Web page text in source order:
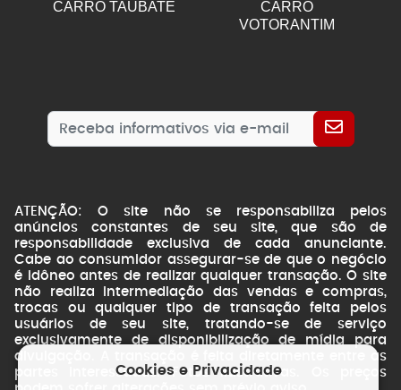
CARRO TAUBATE
CARRO
VOTORANTIM
ATENÇÃO: O site não se responsabiliza pelos
anúncios constantes de seu site, que são de
responsabilidade exclusiva de cada anunciante.
Cabe ao consumidor assegurar-se de que o negócio
é idôneo antes de realizar qualquer transação. O site
não realiza intermediação das vendas e compras,
trocas ou qualquer tipo de transação feita pelos
usuários de seu site, tratando-se de serviço
exclusivamente de disponibilização de mídia para
divulgação. A transação é feita diretamente entre as
partes interessadas. Fotos ilustrativas. Os preços
Cookies e Privacidade